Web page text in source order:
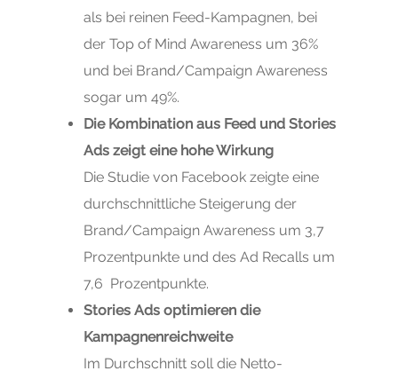
als bei reinen Feed-Kampagnen, bei
der Top of Mind Awareness um 36%
und bei Brand/Campaign Awareness
sogar um 49%.
Die Kombination aus Feed und Stories
Ads zeigt eine hohe Wirkung
Die Studie von Facebook zeigte eine
durchschnittliche Steigerung der
Brand/Campaign Awareness um 3,7
Prozentpunkte und des Ad Recalls um
7,6 Prozentpunkte.
Stories Ads optimieren die
Kampagnenreichweite
Im Durchschnitt soll die Netto-